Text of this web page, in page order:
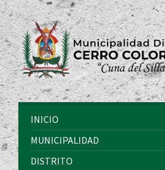
INICIO
MUNICIPALIDAD
DISTRITO